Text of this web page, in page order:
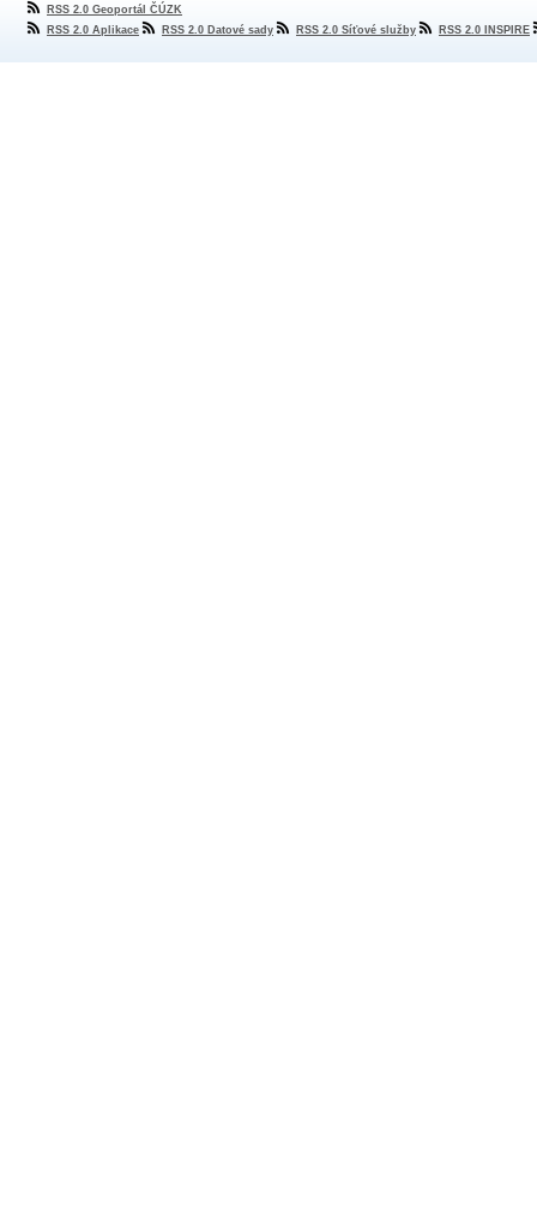
RSS 2.0 Geoportál ČÚZK
RSS 2.0 Aplikace
RSS 2.0 Datové sady RSS 2.0 Síťové služby RSS 2.0 INSPIRE